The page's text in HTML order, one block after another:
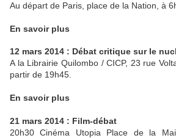
Au départ de Paris, place de la Nation, à
En savoir plus
12 mars 2014 : Débat critique sur le
A la Librairie Quilombo / CICP, 23 rue
partir de 19h45.
En savoir plus
21 mars 2014 : Film-débat
20h30 Cinéma Utopia Place de la